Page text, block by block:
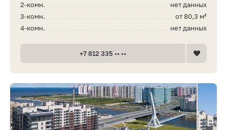
нет данных
2-комн.
от 80,3 м²
3-комн.
нет данных
4-комн.
+7 812 335 •• ••